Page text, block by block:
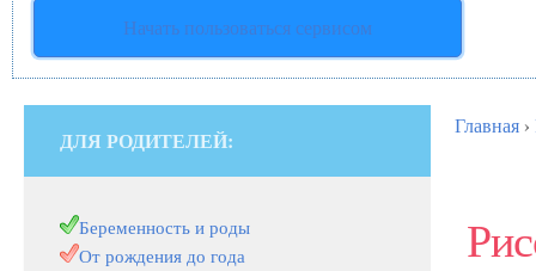
Начать пользоваться сервисом
Главная ›
ДЛЯ РОДИТЕЛЕЙ:
Беременность и роды
От рождения до года